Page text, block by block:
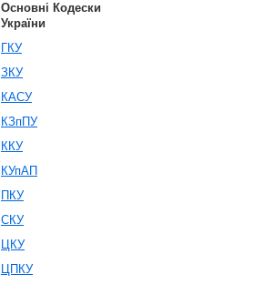
Основні Кодески
України
ГКУ
ЗКУ
КАСУ
КЗпПУ
ККУ
КУпАП
ПКУ
СКУ
ЦКУ
ЦПКУ